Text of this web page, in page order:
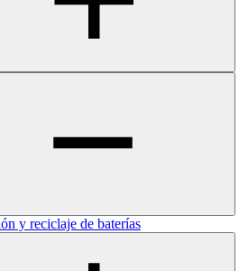
y reciclaje de baterías